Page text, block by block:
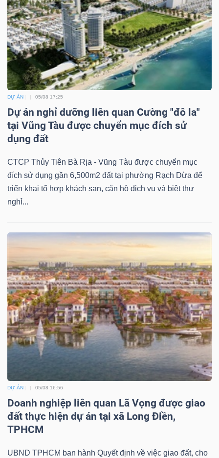
DỰ ÁN 05/08 17:25
Dự án nghỉ dưỡng liên quan Cường "đô la"
tại Vũng Tàu được chuyển mục đích sử
dụng đất
CTCP Thủy Tiên Bà Rịa - Vũng Tàu được chuyển mục
đích sử dụng gần 6,500m2 đất tại phường Rạch Dừa để
triển khai tổ hợp khách sạn, căn hộ dịch vụ và biệt thự
nghỉ...
DỰ ÁN 05/08 16:56
Doanh nghiệp liên quan Lã Vọng được giao
đất thực hiện dự án tại xã Long Điền,
TPHCM
UBND TPHCM ban hành Quyết định về việc giao đất, cho